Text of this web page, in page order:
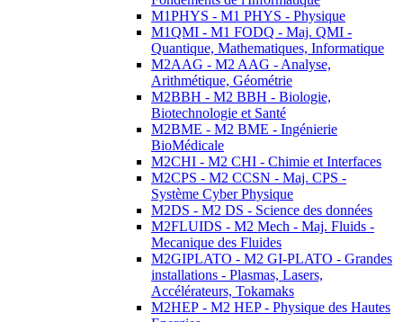
M1PHYS - M1 PHYS - Physique
M1QMI - M1 FODQ - Maj. QMI -
Quantique, Mathematiques, Informatique
M2AAG - M2 AAG - Analyse,
Arithmétique, Géométrie
M2BBH - M2 BBH - Biologie,
Biotechnologie et Santé
M2BME - M2 BME - Ingénierie
BioMédicale
M2CHI - M2 CHI - Chimie et Interfaces
M2CPS - M2 CCSN - Maj. CPS -
Système Cyber Physique
M2DS - M2 DS - Science des données
M2FLUIDS - M2 Mech - Maj. Fluids -
Mecanique des Fluides
M2GIPLATO - M2 GI-PLATO - Grandes
installations - Plasmas, Lasers,
Accélérateurs, Tokamaks
M2HEP - M2 HEP - Physique des Hautes